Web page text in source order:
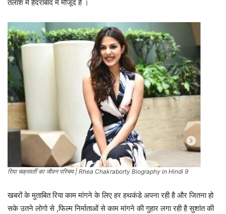
तलाश में हैदराबाद में मौजूद है ।
रिया चक्रवर्ती का जीवन परिचय | Rhea Chakraborty Biography in Hindi 9
खबरों के मुताबित रिया काम मांगने के लिए हर हथकंडे अपना रही है और जितना हो
सके उतने लोगो से ,फिल्म निर्माताओं से काम मांगने की गुहार लगा रही है सुशांत की